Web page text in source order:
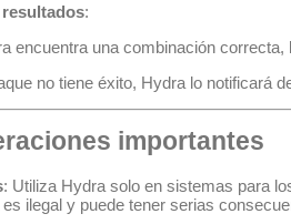
:
encuentra una combinación correcta,
no tiene éxito, Hydra lo notificará
importantes
: Utiliza Hydra solo en sistemas para
ilegal y puede tener serias